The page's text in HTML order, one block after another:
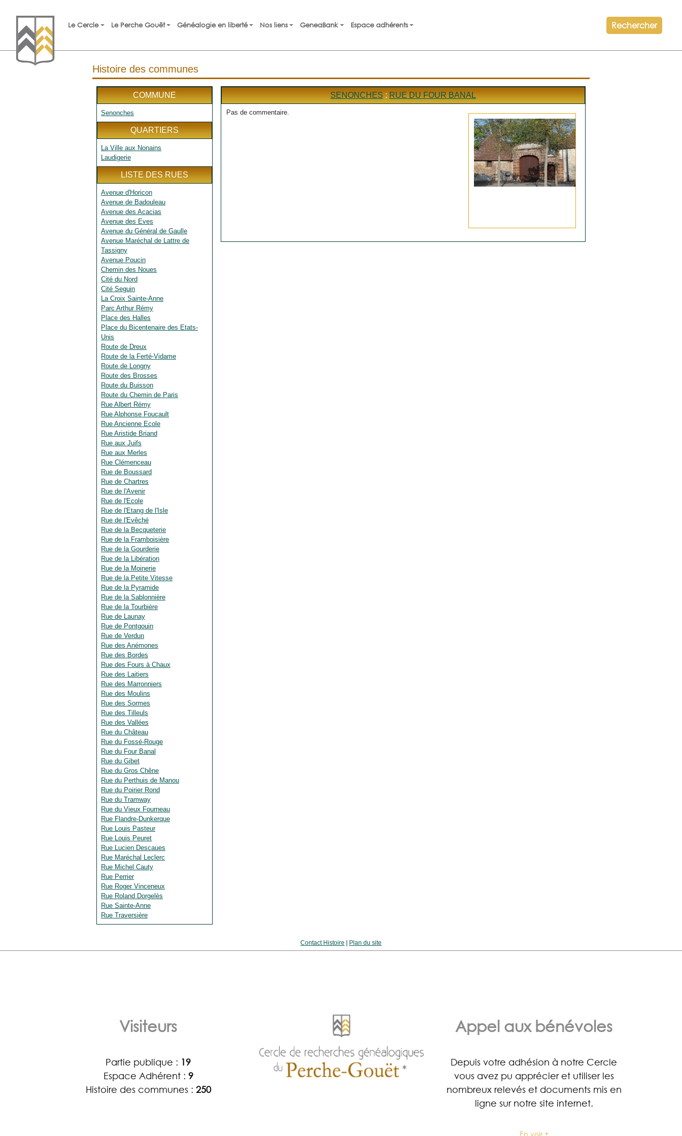
Le Cercle Le Perche Gouët Généalogie en liberté Nos liens GeneaBank Espace adhérents Rechercher
Histoire des communes
COMMUNE
Senonches
QUARTIERS
La Ville aux Nonains
Laudigerie
LISTE DES RUES
Avenue d'Horicon
Avenue de Badouleau
Avenue des Acacias
Avenue des Eves
Avenue du Général de Gaulle
Avenue Maréchal de Lattre de
Tassigny
Avenue Poucin
Chemin des Noues
Cité du Nord
Cité Seguin
La Croix Sainte-Anne
Parc Arthur Rémy
Place des Halles
Place du Bicentenaire des Etats-
Unis
Route de Dreux
Route de la Ferté-Vidame
Route de Longny
Route des Brosses
Route du Buisson
Route du Chemin de Paris
Rue Albert Rémy
Rue Alphonse Foucault
Rue Ancienne Ecole
Rue Aristide Briand
Rue aux Juifs
Rue aux Merles
Rue Clémenceau
Rue de Boussard
Rue de Chartres
Rue de l'Avenir
Rue de l'Ecole
Rue de l'Etang de l'Isle
Rue de l'Evêché
Rue de la Becqueterie
Rue de la Framboisière
Rue de la Gourderie
Rue de la Libération
Rue de la Moinerie
Rue de la Petite Vitesse
Rue de la Pyramide
Rue de la Sablonnière
Rue de la Tourbière
Rue de Launay
Rue de Pontgouin
Rue de Verdun
Rue des Anémones
Rue des Bordes
Rue des Fours à Chaux
Rue des Laitiers
Rue des Marronniers
Rue des Moulins
Rue des Sormes
Rue des Tilleuls
Rue des Vallées
Rue du Château
Rue du Fossé-Rouge
Rue du Four Banal
Rue du Gibet
Rue du Gros Chêne
Rue du Perthuis de Manou
Rue du Poirier Rond
Rue du Tramway
Rue du Vieux Fourneau
Rue Flandre-Dunkerque
Rue Louis Pasteur
Rue Louis Peuret
Rue Lucien Descaues
Rue Maréchal Leclerc
Rue Michel Cauty
Rue Perrier
Rue Roger Vinceneux
Rue Roland Dorgelès
Rue Sainte-Anne
Rue Traversière
SENONCHES:RUE DU FOUR BANAL
Pas de commentaire.
Contact Histoire Plan du site
Visiteurs
Partie publique : 19
Espace Adhérent : 9
Histoire des communes : 250
Appel aux bénévoles
Depuis votre adhésion à notre Cercle
vous avez pu apprécier et utiliser les
nombreux relevés et documents mis en
ligne sur notre site internet.
En voir +